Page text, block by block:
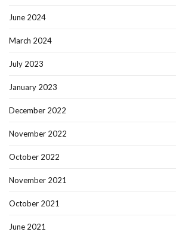
June 2024
March 2024
July 2023
January 2023
December 2022
November 2022
October 2022
November 2021
October 2021
June 2021